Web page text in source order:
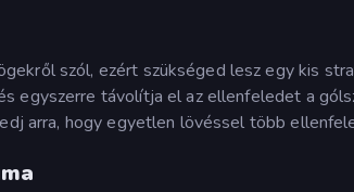
szól, ezért szükséged lesz egy kis
egyszerre távolítja el az ellenfeledet a
arra, hogy egyetlen lövéssel több